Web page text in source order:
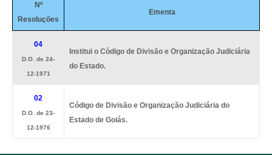
Nº
Resoluções
Ementa
04
D.O. de 24-
12-1971
Institui o Código de Divisão e Organização Judiciária
do Estado.
02
D.O. de 23-
12-1976
Código de Divisão e Organização Judiciária do
Estado de Goiás.